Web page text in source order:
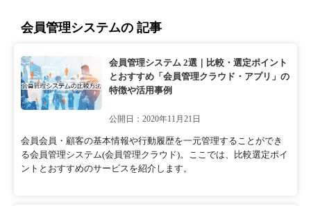
会員管理システムの 記事
会員管理システム 2選｜比較・選定ポイント
とおすすめ「会員管理クラウド・アプリ」の
特徴や活用事例
公開日：2020年11月21日
会員会員・顧客の基本情報や行動履歴を一元管理することができ
る会員管理システム(会員管理クラウド)。ここでは、比較選定ポイ
ントとおすすめのサービスを紹介します。